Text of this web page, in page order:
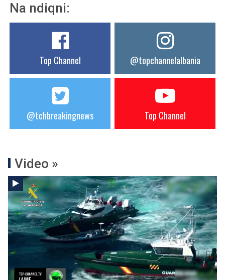
Na ndiqni:
Top Channel @topchannelalbania
@tchbreakingnews Top Channel
Video »